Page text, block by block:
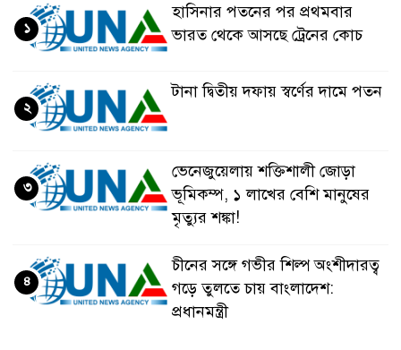
হাসিনার পতনের পর প্রথমবার
ভারত থেকে আসছে ট্রেনের কোচ
১
টানা দ্বিতীয় দফায় স্বর্ণের দামে পতন
২
ভেনেজুয়েলায় শক্তিশালী জোড়া
ভূমিকম্প, ১ লাখের বেশি মানুষের
মৃত্যুর শঙ্কা!
৩
চীনের সঙ্গে গভীর শিল্প অংশীদারত্ব
গড়ে তুলতে চায় বাংলাদেশ:
প্রধানমন্ত্রী
৪